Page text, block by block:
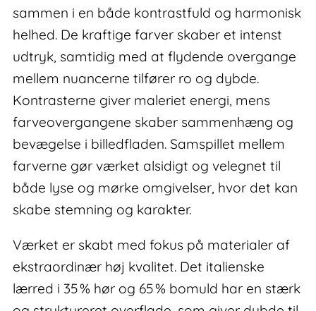
sammen i en både kontrastfuld og harmonisk
helhed. De kraftige farver skaber et intenst
udtryk, samtidig med at flydende overgange
mellem nuancerne tilfører ro og dybde.
Kontrasterne giver maleriet energi, mens
farveovergangene skaber sammenhæng og
bevægelse i billedfladen. Samspillet mellem
farverne gør værket alsidigt og velegnet til
både lyse og mørke omgivelser, hvor det kan
skabe stemning og karakter.
Værket er skabt med fokus på materialer af
ekstraordinær høj kvalitet. Det italienske
lærred i 35 % hør og 65 % bomuld har en stærk